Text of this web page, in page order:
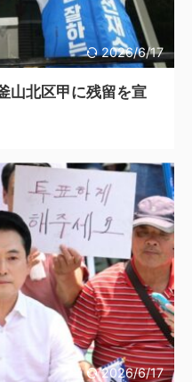
2026/6/17
山北区甲に残留を宣
2026/6/17